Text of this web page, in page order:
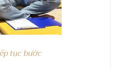
tục bước